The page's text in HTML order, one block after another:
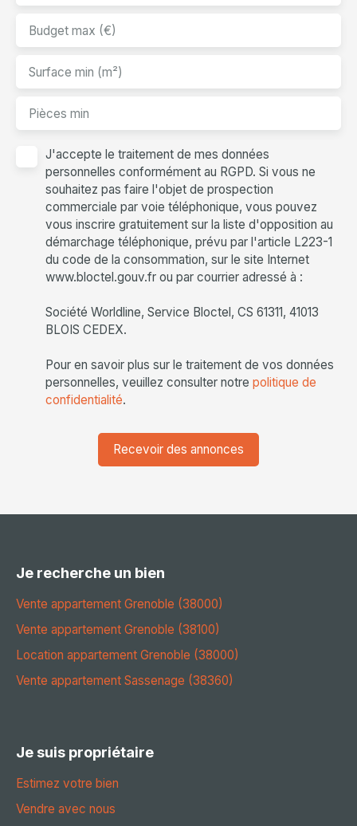
Budget max (€)
Surface min (m²)
Pièces min
J'accepte le traitement de mes données
personnelles conformément au RGPD. Si vous ne
souhaitez pas faire l'objet de prospection
commerciale par voie téléphonique, vous pouvez
vous inscrire gratuitement sur la liste d'opposition au
démarchage téléphonique, prévu par l'article L223-1
du code de la consommation, sur le site Internet
www.bloctel.gouv.fr ou par courrier adressé à :
Société Worldline, Service Bloctel, CS 61311, 41013
BLOIS CEDEX.
Pour en savoir plus sur le traitement de vos données
personnelles, veuillez consulter notre politique de
confidentialité.
Recevoir des annonces
Je recherche un bien
Vente appartement Grenoble (38000)
Vente appartement Grenoble (38100)
Location appartement Grenoble (38000)
Vente appartement Sassenage (38360)
Je suis propriétaire
Estimez votre bien
Vendre avec nous